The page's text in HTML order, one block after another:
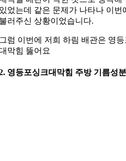
었는데 같은 문제가 나타나 이번
러주신 상황이었습니다.
럼 이번에 저희 하림 배관은 영
막힘 뚫어요
영등포싱크대막힘 주방 기름성분